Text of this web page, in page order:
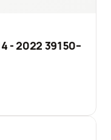
- 2022 39150–